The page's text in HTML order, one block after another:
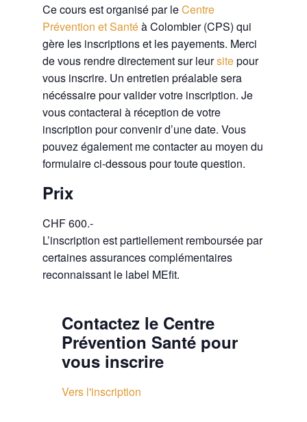
Ce cours est organisé par leCentre
Prévention et Santéà Colombier (CPS) qui
gère les inscriptions et les payements. Merci
de vous rendre directement sur leursitepour
vous inscrire. Un entretien préalable sera
nécéssaire pour valider votre inscription. Je
vous contacterai à réception de votre
inscription pour convenir d’une date. Vous
pouvez également me contacter au moyen du
formulaire ci-dessous pour toute question.
Prix
CHF 600.-
L’inscription est partiellement remboursée par
certaines assurances complémentaires
reconnaissant le label MEfit.
Contactez le Centre
Prévention Santé pour
vous inscrire
Vers l'inscription